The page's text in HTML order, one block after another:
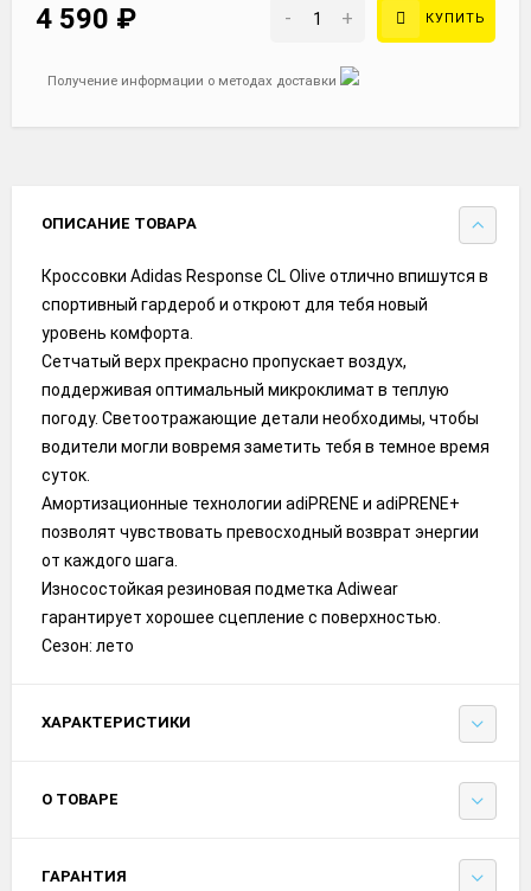
4 590 ₽ - + КУПИТЬ
Получение информации о методах доставки
ОПИСАНИЕ ТОВАРА
Кроссовки Adidas Response CL Olive отлично впишутся в
спортивный гардероб и откроют для тебя новый
уровень комфорта.
Сетчатый верх прекрасно пропускает воздух,
поддерживая оптимальный микроклимат в теплую
погоду. Светоотражающие детали необходимы, чтобы
водители могли вовремя заметить тебя в темное время
суток.
Амортизационные технологии adiPRENE и adiPRENE+
позволят чувствовать превосходный возврат энергии
от каждого шага.
Износостойкая резиновая подметка Adiwear
гарантирует хорошее сцепление с поверхностью.
Сезон: лето
ХАРАКТЕРИСТИКИ
О ТОВАРЕ
ГАРАНТИЯ